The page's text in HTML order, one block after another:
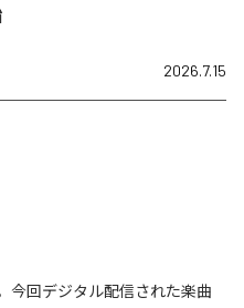
2026.7.15
今回デジタル配信された楽曲